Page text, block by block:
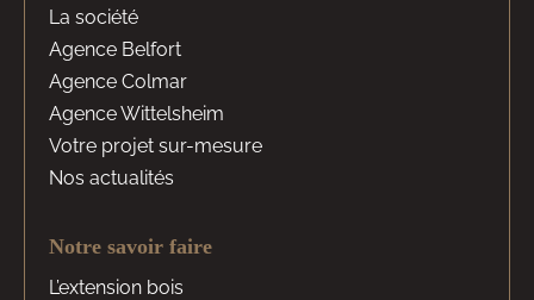
La société
Agence Belfort
Agence Colmar
Agence Wittelsheim
Votre projet sur-mesure
Nos actualités
Notre savoir faire
L’extension bois